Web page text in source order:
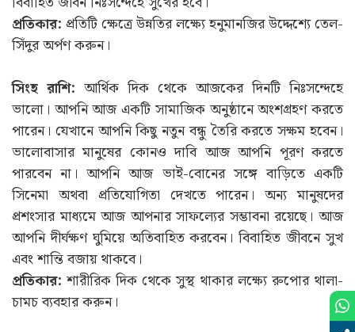
প্রতিকার: প্রতিটি ক্ষেত্রে উন্নতির লক্ষ্যে হনুমানজির উদ্দেশ্যে তেল-
সিঁদুর অর্পণ করুন।
সিংহ রাশি: আর্থিক দিক থেকে আজকের দিনটি নিঃসন্দেহে
ভালো। আপনি আজ একটি সামাজিক অনুষ্ঠানে অংশগ্রহণ করতে
পারেন। যেখানে আপনি কিছু নতুন বন্ধু তৈরি করতে সক্ষম হবেন।
ভালোবাসার মানুষের কোনও দাবি আজ আপনি পূরণ করতে
পারবেন না। আপনি আজ ভাই-বোনের সঙ্গে বাড়িতে একটি
সিনেমা অথবা প্রতিযোগিতা দেখতে পারেন। অন্য মানুষদের
প্রশংসার মাধ্যমে আজ আপনার সাফল্যের সম্ভাবনা রয়েছে। আজ
আপনি দীর্ঘক্ষণ ঘুমিয়ে অতিবাহিত করবেন। বিবাহিত জীবনে সুখ
এবং শান্তি বজায় থাকবে।
প্রতিকার: শারীরিক দিক থেকে সুস্থ থাকার লক্ষ্যে রুপোর থালা-
চামচ ব্যবহার করুন।